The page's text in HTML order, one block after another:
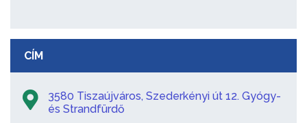
CÍM
3580 Tiszaújváros, Szederkényi út 12. Gyógy-
és Strandfürdő